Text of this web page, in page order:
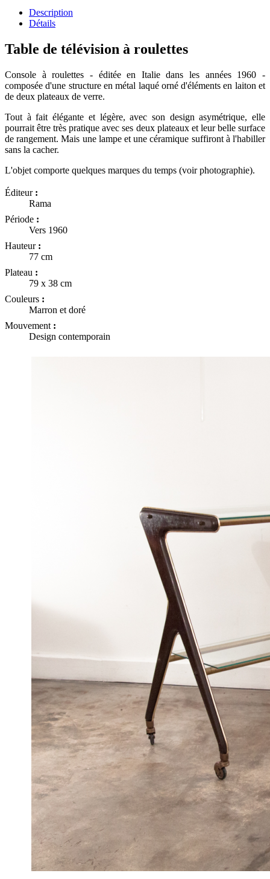
Description
Détails
Table de télévision à roulettes
Console à roulettes - éditée en Italie dans les années 1960 -
composée d'une structure en métal laqué orné d'éléments en laiton et
de deux plateaux de verre.
Tout à fait élégante et légère, avec son design asymétrique, elle
pourrait être très pratique avec ses deux plateaux et leur belle surface
de rangement. Mais une lampe et une céramique suffiront à l'habiller
sans la cacher.
L'objet comporte quelques marques du temps (voir photographie).
Éditeur :
Rama
Période :
Vers 1960
Hauteur :
77 cm
Plateau :
79 x 38 cm
Couleurs :
Marron et doré
Mouvement :
Design contemporain